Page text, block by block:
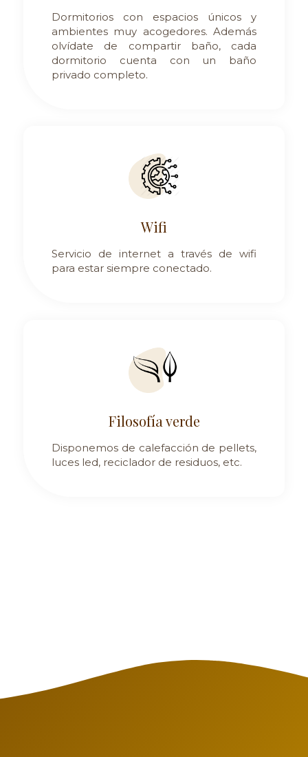
Dormitorios con espacios únicos y
ambientes muy acogedores. Además
olvídate de compartir baño, cada
dormitorio cuenta con un baño
privado completo.
Wifi
Servicio de internet a través de wifi
para estar siempre conectado.
Filosofía verde
Disponemos de calefacción de pellets,
luces led, reciclador de residuos, etc.